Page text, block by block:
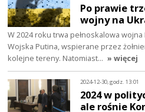
Po prawie
wojny na
W 2024 roku trwa pełnoskalowa
Wojska Putina, wspierane przez
kolejne tereny. Natomiast… » więcej
2024-12-30, godz. 13:01
2024 w
ale rośnie